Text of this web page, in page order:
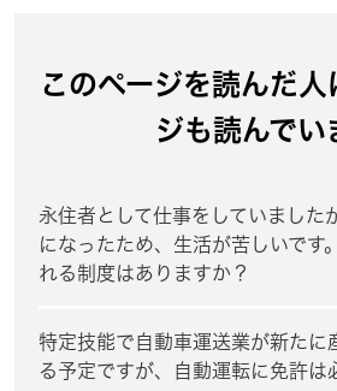
このページを読んだ人
ジも読んでい
永住者として仕事をしていました
になったため、生活が苦しいです
れる制度はありますか？
特定技能で自動車運送業が新たに
る予定ですが、自動運転に免許は